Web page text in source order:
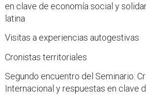
en clave de economía social y
latina
Visitas a experiencias autogestivas
Cronistas territoriales
Segundo encuentro del Seminario:
Internacional y respuestas en clave